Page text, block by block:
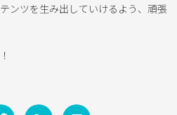
ンツを生み出していけるよう、頑張